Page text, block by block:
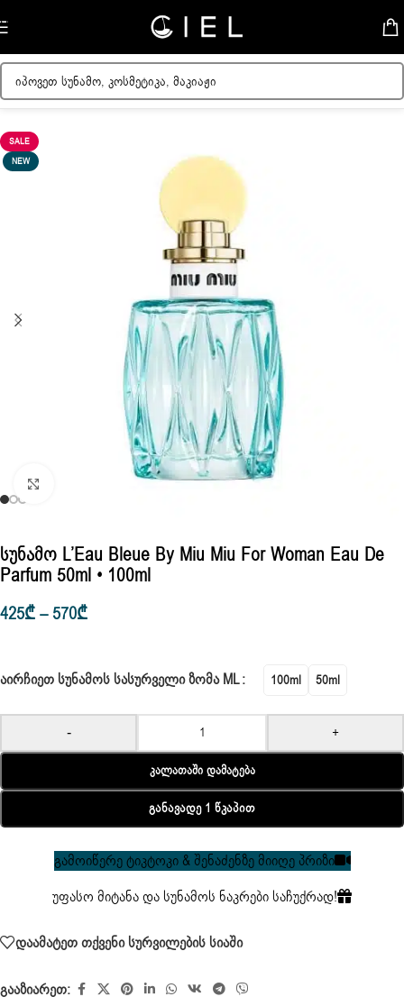
Skip to navigation
მთავარი/ქალის სუნამოები
SALE
NEW
Სუნამო L’Eau Bleue By Miu Miu For Woman Eau De
Parfum 50ml • 100ml
425₾– 570₾
ᲐᲘᲠᲩᲘᲔᲗ ᲡᲣᲜᲐᲛᲝᲡ ᲡᲐᲡᲣᲠᲕᲔᲚᲘ ᲖᲝᲛᲐ ML 100ml 50ml
- +
Კალათაში Დამატება
Განავადე 1 Წკაპით
გამოიწერე ტიკტოკი & შენაძენზე მიიღე პრიზი
უფასო მიტანა და სუნამოს ნაკრები საჩუქრად!
დაამატეთ თქვენი სურვილების სიაში
გააზიარეთ: